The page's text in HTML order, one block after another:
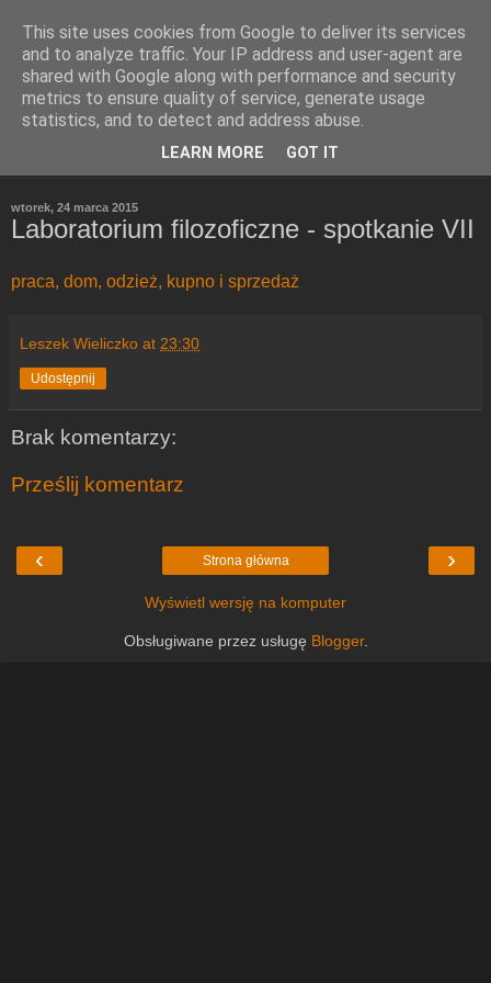
Refleksje
Leszek Wieliczko
wtorek, 24 marca 2015
Laboratorium filozoficzne - spotkanie VII
praca, dom, odzież, kupno i sprzedaż
Leszek Wieliczko at 23:30
Udostępnij
Brak komentarzy:
Prześlij komentarz
‹ ›
Strona główna
Wyświetl wersję na komputer
Obsługiwane przez usługę Blogger.
This site uses cookies from Google to deliver its services
and to analyze traffic. Your IP address and user-agent are
shared with Google along with performance and security
metrics to ensure quality of service, generate usage
statistics, and to detect and address abuse.
LEARN MORE GOT IT